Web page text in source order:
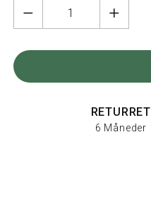
RETURRET
6 Måneder